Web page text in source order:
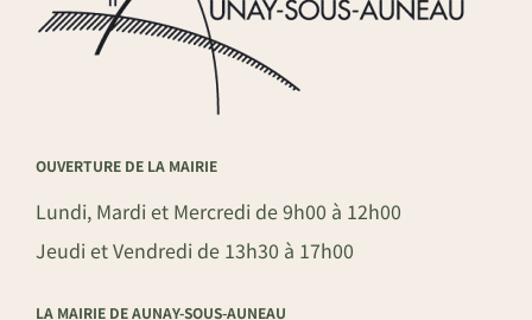
OUVERTURE DE LA MAIRIE
Lundi, Mardi et Mercredi de 9h00 à 12h00
Jeudi et Vendredi de 13h30 à 17h00
LA MAIRIE DE AUNAY-SOUS-AUNEAU